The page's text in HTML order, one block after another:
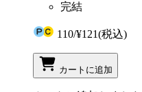
完結
110/¥121(税込)
カートに追加